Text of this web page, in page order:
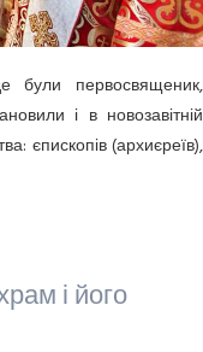
були первосвященик,
і в новозавітній
єпископів (архиєреїв),
і його